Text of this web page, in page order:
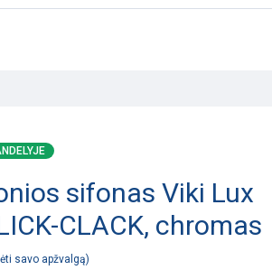
sifonas Viki Lux
CLACK, chromas
savo apžvalgą